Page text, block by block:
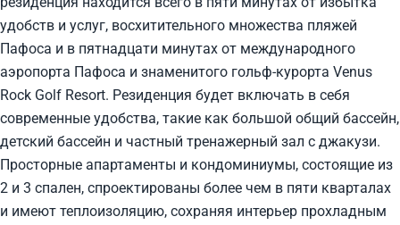
удобств и услуг, восхитительного множества пляжей
Пафоса и в пятнадцати минутах от международного
аэропорта Пафоса и знаменитого гольф-курорта Venus
Rock Golf Resort. Резиденция будет включать в себя
современные удобства, такие как большой общий бассейн,
детский бассейн и частный тренажерный зал с джакузи.
Просторные апартаменты и кондоминиумы, состоящие из
2 и 3 спален, спроектированы более чем в пяти кварталах
и имеют теплоизоляцию, сохраняя интерьер прохладным